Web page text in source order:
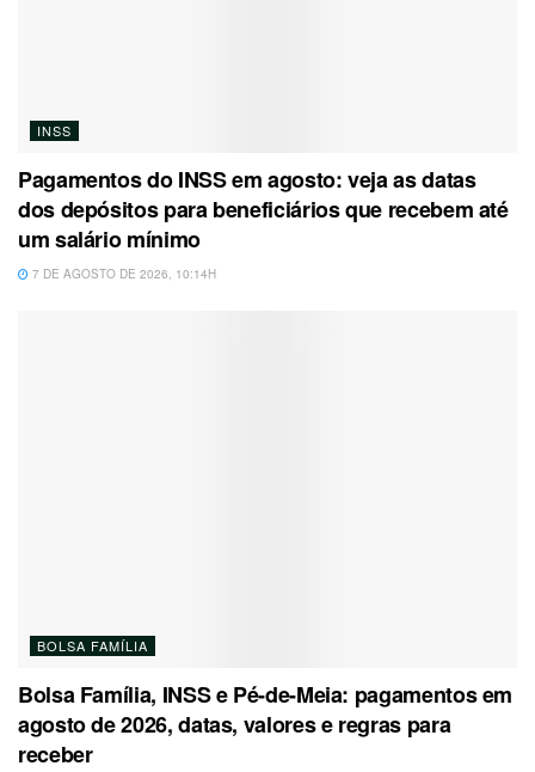
INSS
Pagamentos do INSS em agosto: veja as datas
dos depósitos para beneficiários que recebem até
um salário mínimo
7 DE AGOSTO DE 2026, 10:14H
BOLSA FAMÍLIA
Bolsa Família, INSS e Pé-de-Meia: pagamentos em
agosto de 2026, datas, valores e regras para
receber